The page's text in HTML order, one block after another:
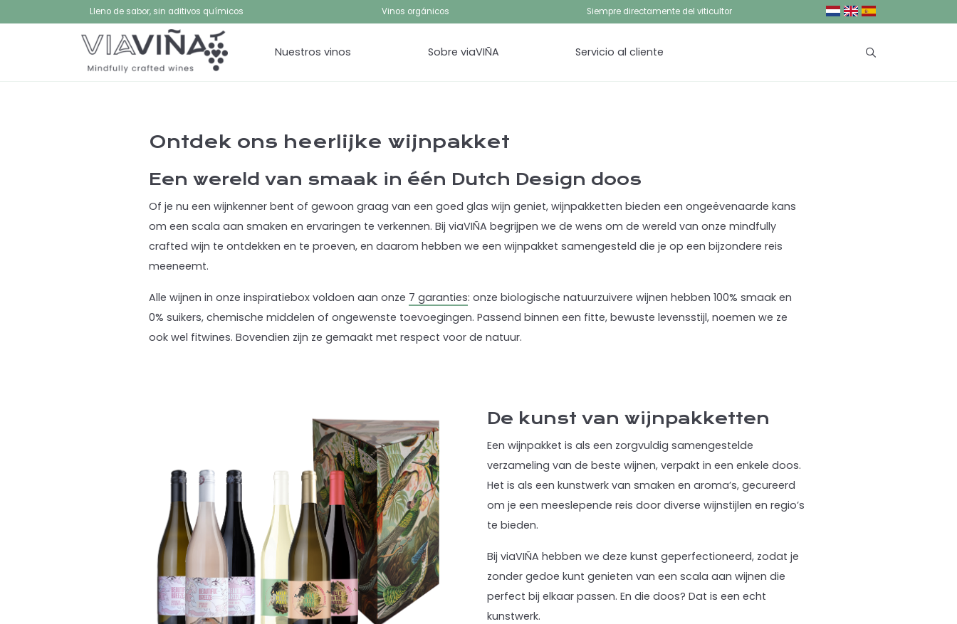
Lleno de sabor, sin aditivos químicos Vinos orgánicos Siempre directamente del viticultor
Nuestros vinos Sobre viaVIÑA Servicio al cliente
Ontdek ons heerlijke wijnpakket
Een wereld van smaak in één Dutch Design doos
Of je nu een wijnkenner bent of gewoon graag van een goed glas wijn geniet, wijnpakketten bieden een ongeëvenaarde kans
om een scala aan smaken en ervaringen te verkennen. Bij viaVIÑA begrijpen we de wens om de wereld van onze mindfully
crafted wijn te ontdekken en te proeven, en daarom hebben we een wijnpakket samengesteld die je op een bijzondere reis
meeneemt.
Alle wijnen in onze inspiratiebox voldoen aan onze 7 garanties: onze biologische natuurzuivere wijnen hebben 100% smaak en
0% suikers, chemische middelen of ongewenste toevoegingen. Passend binnen een fitte, bewuste levensstijl, noemen we ze
ook wel fitwines. Bovendien zijn ze gemaakt met respect voor de natuur.
De kunst van wijnpakketten
Een wijnpakket is als een zorgvuldig samengestelde
verzameling van de beste wijnen, verpakt in een enkele doos.
Het is als een kunstwerk van smaken en aroma’s, gecureerd
om je een meeslepende reis door diverse wijnstijlen en regio’s
te bieden.
Bij viaVIÑA hebben we deze kunst geperfectioneerd, zodat je
zonder gedoe kunt genieten van een scala aan wijnen die
perfect bij elkaar passen. En die doos? Dat is een echt
kunstwerk.